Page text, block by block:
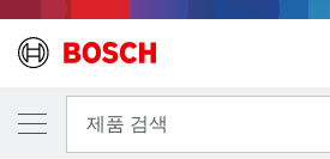
제품 검색
선택한 변형
EXPERT 'Thick Tough
2 608 900 365